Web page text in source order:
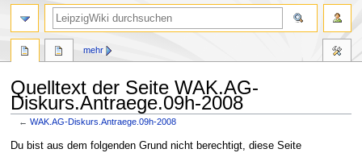
Quelltext der Seite WAK.AG-
Diskurs.Antraege.09h-2008
←WAK.AG-Diskurs.Antraege.09h-2008
Zur
Zur
Du bist aus dem folgenden Grund nicht berechtigt, diese Seite
mehr